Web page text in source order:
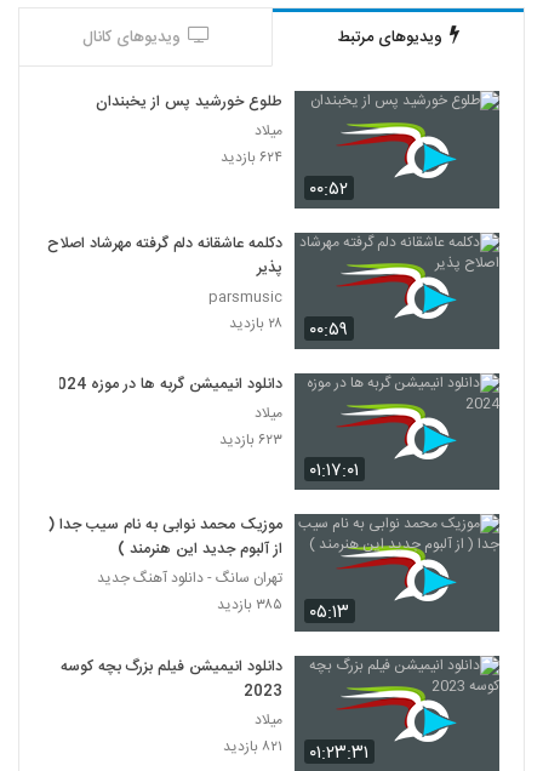
ویدیوهای مرتبط ویدیوهای کانال
۰۰:۵۲
طلوع خورشید پس از یخبندان
میلاد
۶۲۴ بازدید
۰۰:۵۹
دکلمه عاشقانه دلم گرفته مهرشاد اصلاح
پذیر
parsmusic
۲۸ بازدید
۰۱:۱۷:۰۱
دانلود انیمیشن گربه ها در موزه 2024
میلاد
۶۲۳ بازدید
۰۵:۱۳
موزیک محمد نوابی به نام سیب جدا (
از آلبوم جدید این هنرمند )
تهران سانگ - دانلود آهنگ جدید
۳۸۵ بازدید
۰۱:۲۳:۳۱
دانلود انیمیشن فیلم بزرگ بچه‌ کوسه
2023
میلاد
۸۲۱ بازدید